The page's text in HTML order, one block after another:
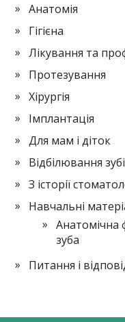
Анатомія
Гігієна
Лікування та
Протезування
Хірургія
Імплантація
Для мам і діток
Відбілювання
З історії
Навчальні
Анатомічна
зуба
Питання і